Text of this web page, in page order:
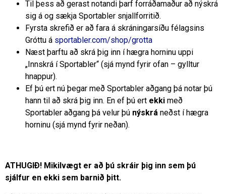
Til þess að gerast notandi þarf forráðamaður að nýskrá
sig á og sækja Sportabler snjallforritið.
Fyrsta skrefið er að fara á skráningarsíðu félagsins
Gróttu á sportabler.com/shop/grotta
Næst þarftu að skrá þig inn í hægra horninu uppi
„Innskrá í Sportabler“ (sjá mynd fyrir ofan – gylltur
hnappur).
Ef þú ert nú þegar með Sportabler aðgang þá notar þú
hann til að skrá þig inn. En ef þú ert ekki með
Sportabler aðgang þá velur þú nýskrá neðst í hægra
horninu (sjá mynd fyrir neðan).
ATHUGIÐ! Mikilvægt er að þú skráir þig inn sem þú
sjálfur en ekki sem barnið þitt.